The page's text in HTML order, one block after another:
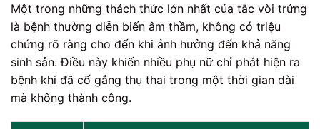
Một trong những thách thức lớn nhất của tắc vòi trứng
là bệnh thường diễn biến âm thầm, không có triệu
chứng rõ ràng cho đến khi ảnh hưởng đến khả năng
sinh sản. Điều này khiến nhiều phụ nữ chỉ phát hiện ra
bệnh khi đã cố gắng thụ thai trong một thời gian dài
mà không thành công.